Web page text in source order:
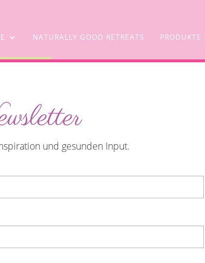
NATURALLY GOOD RETREATS PRODUKTE
& Gesund.
und gesunden Input.